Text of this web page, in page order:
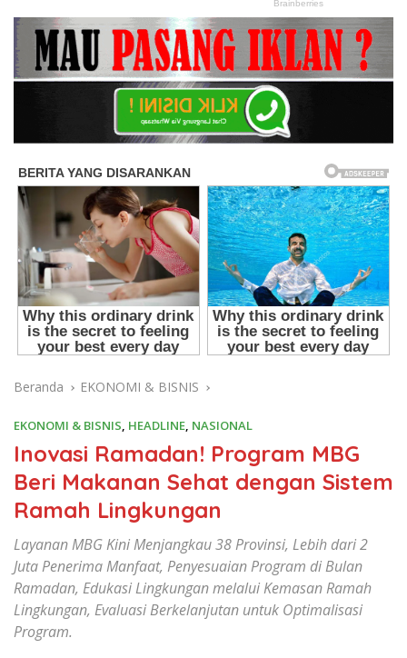
Beranda EKONOMI & BISNIS
EKONOMI & BISNIS, HEADLINE, NASIONAL
Inovasi Ramadan! Program MBG
Beri Makanan Sehat dengan Sistem
Ramah Lingkungan
Layanan MBG Kini Menjangkau 38 Provinsi, Lebih dari 2
Juta Penerima Manfaat, Penyesuaian Program di Bulan
Ramadan, Edukasi Lingkungan melalui Kemasan Ramah
Lingkungan, Evaluasi Berkelanjutan untuk Optimalisasi
Program.